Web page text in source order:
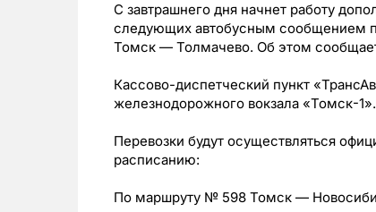
С завтрашнего дня начнет работу
следующих автобусным сообщением
Томск — Толмачево. Об этом
Кассово-диспетческий пункт
железнодорожного вокзала «Томск-1».
Перевозки будут осуществляться
расписанию:
По маршруту № 598 Томск —